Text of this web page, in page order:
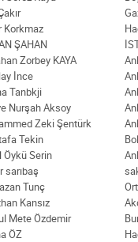
Korkmaz
ŞAHAN
Zorbey KAYA
İnce
Tanbkji
Nurşah Aksoy
Zeki Şentürk
Tekin
Öykü Serin
sarıbaş
Tunç
Kansız
Mete Özdemir
ÖZ